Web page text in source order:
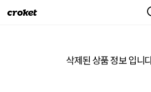
크
삭제된 상품 정보 입니